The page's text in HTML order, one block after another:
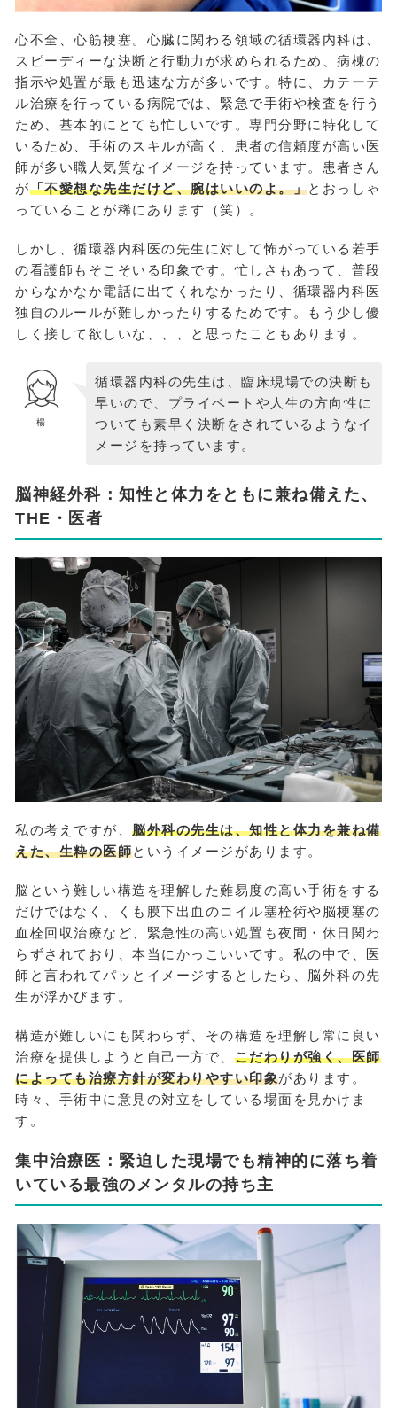
心不全、心筋梗塞。心臓に関わる領域の循環器内科は、
スピーディーな決断と行動力が求められるため、病棟の
指示や処置が最も迅速な方が多いです。特に、カテーテ
ル治療を行っている病院では、緊急で手術や検査を行う
ため、基本的にとても忙しいです。専門分野に特化して
いるため、手術のスキルが高く、患者の信頼度が高い医
師が多い職人気質なイメージを持っています。患者さん
が「不愛想な先生だけど、腕はいいのよ。」とおっしゃ
っていることが稀にあります（笑）。
しかし、循環器内科医の先生に対して怖がっている若手
の看護師もそこそいる印象です。忙しさもあって、普段
からなかなか電話に出てくれなかったり、循環器内科医
独自のルールが難しかったりするためです。もう少し優
しく接して欲しいな、、、と思ったこともあります。
楊
循環器内科の先生は、臨床現場での決断も
早いので、プライベートや人生の方向性に
ついても素早く決断をされているようなイ
メージを持っています。
脳神経外科：知性と体力をともに兼ね備えた、
THE・医者
私の考えですが、脳外科の先生は、知性と体力を兼ね備
えた、生粋の医師というイメージがあります。
脳という難しい構造を理解した難易度の高い手術をする
だけではなく、くも膜下出血のコイル塞栓術や脳梗塞の
血栓回収治療など、緊急性の高い処置も夜間・休日関わ
らずされており、本当にかっこいいです。私の中で、医
師と言われてパッとイメージするとしたら、脳外科の先
生が浮かびます。
構造が難しいにも関わらず、その構造を理解し常に良い
治療を提供しようと自己一方で、 こだわりが強く、医師
によっても治療方針が変わりやすい印象があります。
時々、手術中に意見の対立をしている場面を見かけま
す。
集中治療医：緊迫した現場でも精神的に落ち着
いている最強のメンタルの持ち主